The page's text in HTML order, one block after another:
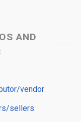
AND
vendor
sellers